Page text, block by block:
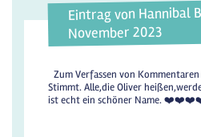
Eintrag von Hannibal
November 2023
Zum Verfassen von
Stimmt. Alle,die Oliver
ist echt ein schöner Name.